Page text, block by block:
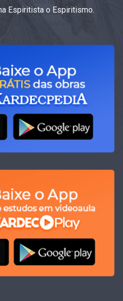
Espiritista o Espiritismo.